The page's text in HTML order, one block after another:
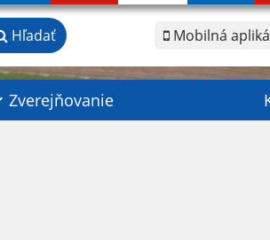
Mobilná
Hľadať
Zverejňovanie